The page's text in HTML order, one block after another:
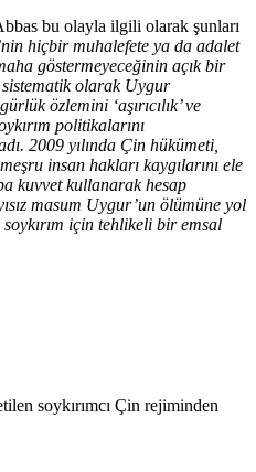
bu olayla ilgili olarak şunları
hiçbir muhalefete ya da adalet
göstermeyeceğinin açık bir
sistematik olarak Uygur
özlemini ‘aşırıcılık’ ve
politikalarını
2009 yılında Çin hükümeti,
insan hakları kaygılarını ele
kuvvet kullanarak hesap
masum Uygur’un ölümüne yol
için tehlikeli bir emsal
soykırımcı Çin rejiminden